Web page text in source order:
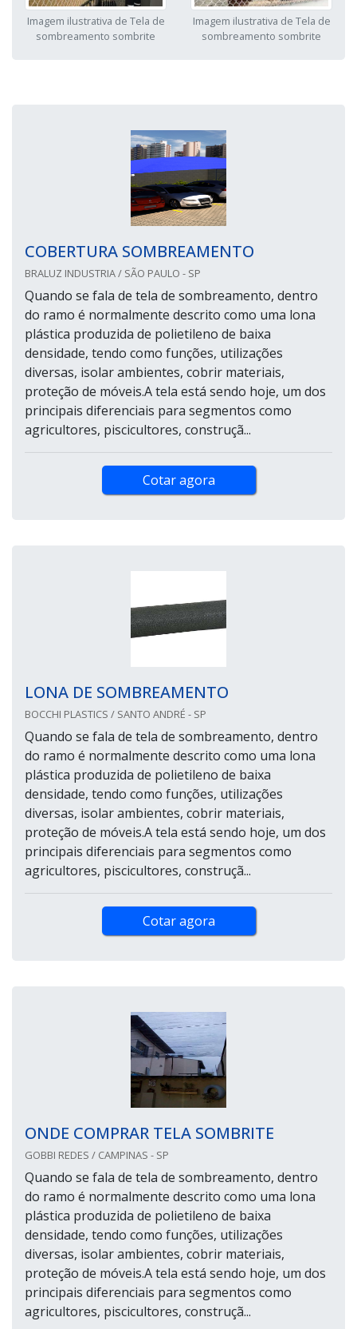
Imagem ilustrativa de Tela de
sombreamento sombrite
Imagem ilustrativa de Tela de
sombreamento sombrite
COBERTURA SOMBREAMENTO
BRALUZ INDUSTRIA / SÃO PAULO - SP
Quando se fala de tela de sombreamento, dentro
do ramo é normalmente descrito como uma lona
plástica produzida de polietileno de baixa
densidade, tendo como funções, utilizações
diversas, isolar ambientes, cobrir materiais,
proteção de móveis.A tela está sendo hoje, um dos
principais diferenciais para segmentos como
agricultores, piscicultores, construçã...
Cotar agora
LONA DE SOMBREAMENTO
BOCCHI PLASTICS / SANTO ANDRÉ - SP
Quando se fala de tela de sombreamento, dentro
do ramo é normalmente descrito como uma lona
plástica produzida de polietileno de baixa
densidade, tendo como funções, utilizações
diversas, isolar ambientes, cobrir materiais,
proteção de móveis.A tela está sendo hoje, um dos
principais diferenciais para segmentos como
agricultores, piscicultores, construçã...
Cotar agora
ONDE COMPRAR TELA SOMBRITE
GOBBI REDES / CAMPINAS - SP
Quando se fala de tela de sombreamento, dentro
do ramo é normalmente descrito como uma lona
plástica produzida de polietileno de baixa
densidade, tendo como funções, utilizações
diversas, isolar ambientes, cobrir materiais,
proteção de móveis.A tela está sendo hoje, um dos
principais diferenciais para segmentos como
agricultores, piscicultores, construçã...